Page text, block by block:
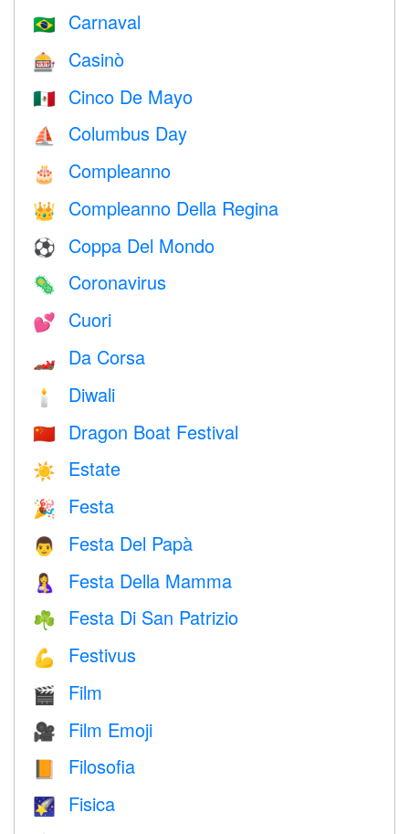
🇧🇷 Carnaval
🎰 Casinò
🇲🇽 Cinco De Mayo
⛵️ Columbus Day
🎂 Compleanno
👑 Compleanno Della Regina
⚽ Coppa Del Mondo
🦠 Coronavirus
💕 Cuori
🏎 Da Corsa
🕯 Diwali
🇨🇳 Dragon Boat Festival
☀️ Estate
🎉 Festa
👨 Festa Del Papà
🤱 Festa Della Mamma
☘️ Festa Di San Patrizio
💪 Festivus
🎬 Film
🎥 Film Emoji
📙 Filosofia
🌠 Fisica